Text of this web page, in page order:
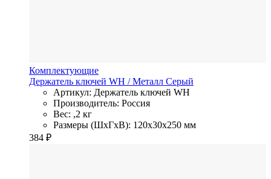
Комплектующие
Держатель ключей WH / Металл Серый
Артикул: Держатель ключей WH
Производитель: Россия
Вес: ,2 кг
Размеры (ШхГхВ): 120x30x250 мм
384 ₽